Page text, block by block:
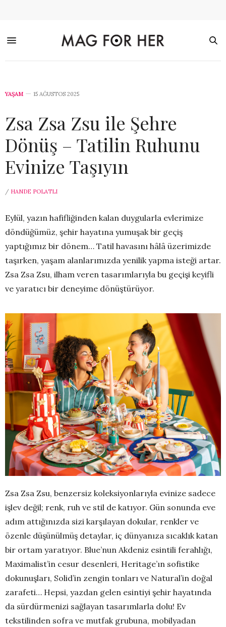
YAŞAM 15 AĞUSTOS 2025
Zsa Zsa Zsu ile Şehre
Dönüş – Tatilin Ruhunu
Evinize Taşıyın
/ HANDE POLATLI
Eylül, yazın hafifliğinden kalan duygularla evlerimize
döndüğümüz, şehir hayatına yumuşak bir geçiş
yaptığımız bir dönem… Tatil havasını hâlâ üzerimizde
taşırken, yaşam alanlarımızda yenilik yapma isteği artar.
Zsa Zsa Zsu, ilham veren tasarımlarıyla bu geçişi keyifli
ve yaratıcı bir deneyime dönüştürüyor.
Zsa Zsa Zsu, benzersiz koleksiyonlarıyla evinize sadece
işlev değil; renk, ruh ve stil de katıyor. Gün sonunda eve
adım attığınızda sizi karşılayan dokular, renkler ve
özenle düşünülmüş detaylar, iç dünyanıza sıcaklık katan
bir ortam yaratıyor. Blue’nun Akdeniz esintili ferahlığı,
Maximalist’in cesur desenleri, Heritage’ın sofistike
dokunuşları, Solid’in zengin tonları ve Natural’in doğal
zarafeti… Hepsi, yazdan gelen esintiyi şehir hayatında
da sürdürmenizi sağlayan tasarımlarla dolu! Ev
tekstilinden sofra ve mutfak grubuna, mobilyadan